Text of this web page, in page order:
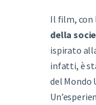
Il film, con
della
ispirato
infatti, è
del Mondo